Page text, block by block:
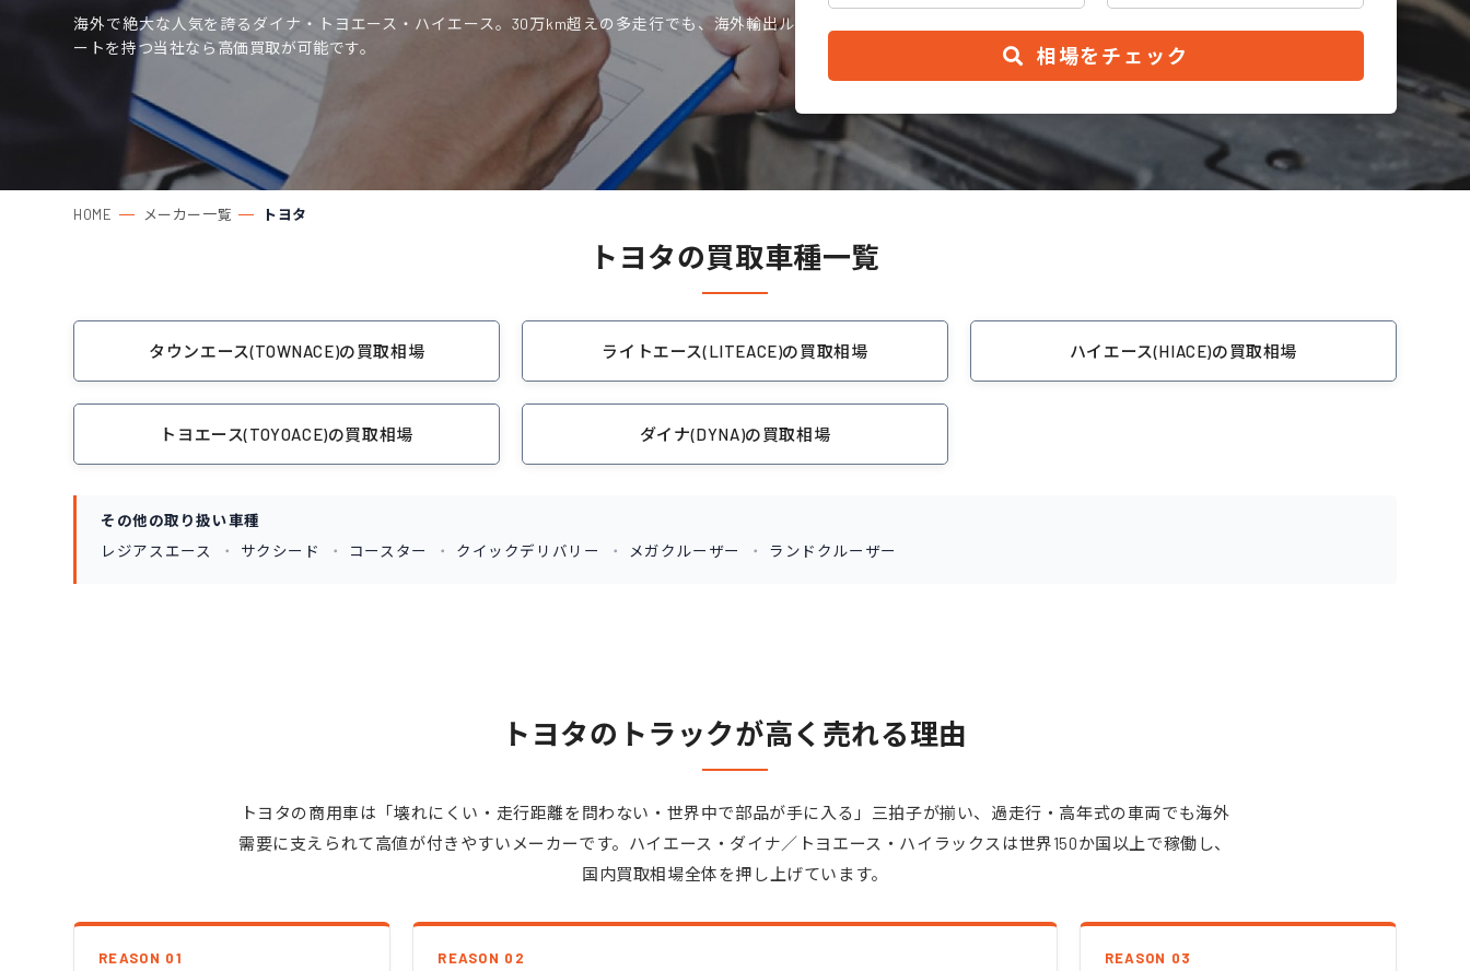
海外で絶大な人気を誇るダイナ・トヨエース・ハイエース。30万km超えの多走行でも、海外輸出ル
ートを持つ当社なら高価買取が可能です。
相場をチェック
HOME メーカー一覧 トヨタ
トヨタの買取車種一覧
タウンエース(TOWNACE)の買取相場 ライトエース(LITEACE)の買取相場 ハイエース(HIACE)の買取相場
トヨエース(TOYOACE)の買取相場 ダイナ(DYNA)の買取相場
その他の取り扱い車種
レジアスエース
サクシード コースター クイックデリバリー メガクルーザー ランドクルーザー
トヨタのトラックが高く売れる理由
トヨタの商用車は「壊れにくい・走行距離を問わない・世界中で部品が手に入る」三拍子が揃い、過走行・高年式の車両でも海外
需要に支えられて高値が付きやすいメーカーです。ハイエース・ダイナ／トヨエース・ハイラックスは世界150か国以上で稼働し、
国内買取相場全体を押し上げています。
REASON 01 REASON 02 REASON 03